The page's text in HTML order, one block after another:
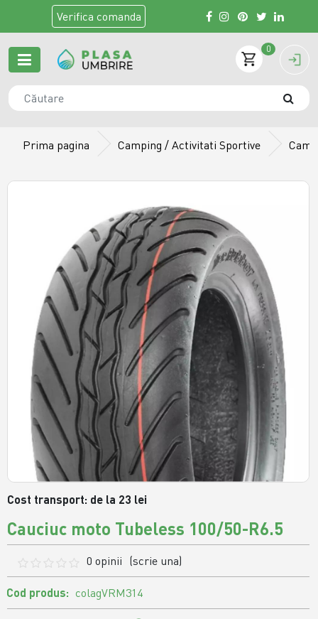
Verifica comanda
0
Prima pagina Camping / Activitati Sportive
Cost transport: de la 23 lei
Cauciuc moto Tubeless 100/50-R6.5
0 opinii (scrie una)
Cod produs: colagVRM314